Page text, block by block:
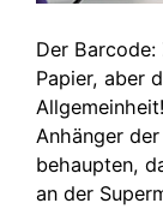
Der
Papier, aber
Anhänger
behaupten,
an der